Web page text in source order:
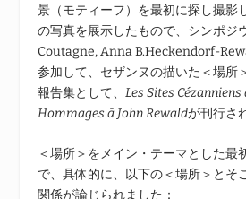
景（モティーフ）を最初に探し撮影
の写真を展示したもので、シンポジ
Coutagne, Anna B.Heckendorf-
参加して、セザンヌの描いた＜場所
報告集として、Les Sites Cézanniens
Hommages ā John Rewaldが刊行さ
＜場所＞をメイン・テーマとした最
で、具体的に、以下の＜場所＞とそ
関係が論じられました：